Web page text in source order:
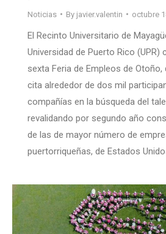
Noticias By javier.valentin octubre
El Recinto Universitario de
Universidad de Puerto Rico (UPR)
sexta Feria de Empleos de Otoño,
cita alrededor de dos mil
compañías en la búsqueda del
revalidando por segundo año
de las de mayor número de
puertorriqueñas, de Estados